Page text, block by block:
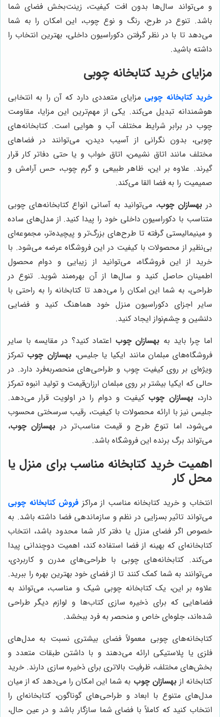
و می‌تواند سال‌ها بدون افت کیفیت، زینت‌بخش فضای شما
باشد. تنوع در طرح، رنگ و نوع چوب، این امکان را به شما
می‌دهد تا با در نظر گرفتن دکوراسیون داخلی، بهترین انتخاب را
داشته باشید.
مزایای خرید کتابخانه چوبی
خرید کتابخانه چوبی مزایای متعددی دارد که آن را به انتخابی
هوشمندانه تبدیل می‌کند. یکی از مهم‌ترین این مزایا، مقاومت
چوب در برابر شرایط مختلف آب و هوایی است. کتابخانه‌های
چوبی، بدون نگرانی از آسیب دیدن، می‌توانند در فضاهای
مختلف مانند اتاق نشیمن، اتاق خواب و یا حتی دفاتر کار قرار
گیرند. علاوه بر این، ظاهر طبیعی و گرم چوب، حس آرامش و
صمیمیت را به فضا القا می‌کند.
در بهسازان چوب، می‌توانید به آسانی انواع کتابخانه‌های چوبی
متناسب با دکوراسیون داخلی خود را پیدا کنید. از مدل‌های ساده
و مینیمالیستی گرفته تا طرح‌های بزرگ‌تر و پیچیده‌تر، مجموعه‌ای
بی‌نظیر از محصولات با کیفیت در این فروشگاه عرضه می‌شود. با
خرید از این فروشگاه، می‌توانید از زیبایی و دوام محصول
اطمینان حاصل کنید و سال‌ها از آن بهره‌مند شوید. تنوع در
طراحی، به شما این امکان را می‌دهد تا کتابخانه را به راحتی با
سایر اجزای دکوراسیون منزل خود هماهنگ کنید و فضایی
دلنشین و چشم‌نواز ایجاد کنید.
اما چرا باید به بهسازان چوب اعتماد کنید؟ در مقایسه با سایر
فروشگاه‌های مبلمان مانند ایکیا یا جلیس، بهسازان چوب تمرکز
ویژه‌ای بر روی کیفیت چوب و طراحی‌های منحصربه‌فرد دارد. در
حالی که ایکیا بیشتر بر روی مبلمان ارزان‌قیمت و تولید انبوه تمرکز
دارد، بهسازان چوب کیفیت و دوام را در اولویت قرار می‌دهد.
جلیس نیز با ارائه محصولات با کیفیت، رقیب سرسختی محسوب
می‌شود، اما تنوع طرح و قیمت مناسب‌تر در بهسازان چوب،
می‌تواند برگ برنده این فروشگاه باشد.
اهمیت خرید کتابخانه مناسب برای منزل یا
محل کار
انتخاب و خرید کتابخانه مناسب از مراکز فروشکتابخانه چوبی
می‌تواند تاثیر بسزایی در نظم و سازماندهی فضا داشته باشد. به
خصوص اگر فضای منزل یا دفتر کار شما محدود باشد، انتخاب
کتابخانه‌ای که بهینه از فضا استفاده کند، اهمیت دوچندانی پیدا
می‌کند. کتابخانه‌های چوبی با طراحی‌های مدرن و کاربردی،
می‌توانند به شما کمک کنند تا از فضای خود بهترین بهره را ببرید.
علاوه بر این، یک کتابخانه چوبی شیک و مناسب، می‌تواند به
فضاهایی که برای ذخیره سازی کتاب‌ها و لوازم دیگر طراحی
شده‌اند، جلوه‌ای خاص و منحصر به فرد ببخشد.
کتابخانه‌های چوبی معمولاً فضای بیشتری نسبت به مدل‌های
فلزی یا پلاستیکی ارائه می‌دهند و با داشتن طبقات متعدد و
بخش‌های مختلف، ظرفیت بالاتری برای ذخیره سازی دارند. خرید
کتابخانه از بهسازان چوب به شما این امکان را می‌دهد که از میان
مدل‌های متنوع با ابعاد و طراحی‌های گوناگون، کتابخانه‌ای را
انتخاب کنید که کاملاً با فضای شما سازگار باشد و در عین حال،